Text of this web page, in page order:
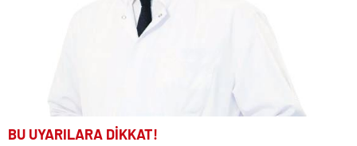
BU UYARILARA DİKKAT!